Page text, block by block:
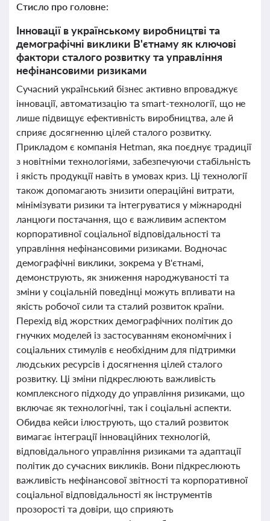
Стисло про головне:
Інновації в українському виробництві та
демографічні виклики В'єтнаму як ключові
фактори сталого розвитку та управління
нефінансовими ризиками
Сучасний український бізнес активно впроваджує
інновації, автоматизацію та smart-технології, що не
лише підвищує ефективність виробництва, але й
сприяє досягненню цілей сталого розвитку.
Прикладом є компанія Hetman, яка поєднує традиції
з новітніми технологіями, забезпечуючи стабільність
і якість продукції навіть в умовах криз. Ці технології
також допомагають знизити операційні витрати,
мінімізувати ризики та інтегруватися у міжнародні
ланцюги постачання, що є важливим аспектом
корпоративної соціальної відповідальності та
управління нефінансовими ризиками. Водночас
демографічні виклики, зокрема у В'єтнамі,
демонструють, як зниження народжуваності та
зміни у соціальній поведінці можуть впливати на
якість робочої сили та сталий розвиток країни.
Перехід від жорстких демографічних політик до
гнучких моделей із застосуванням економічних і
соціальних стимулів є необхідним для підтримки
людських ресурсів і досягнення цілей сталого
розвитку. Ці зміни підкреслюють важливість
комплексного підходу до управління ризиками, що
включає як технологічні, так і соціальні аспекти.
Обидва кейси ілюструють, що сталий розвиток
вимагає інтеграції інноваційних технологій,
відповідального управління ризиками та адаптації
політик до сучасних викликів. Вони підкреслюють
важливість нефінансової звітності та корпоративної
соціальної відповідальності як інструментів
прозорості та довіри, що сприяють